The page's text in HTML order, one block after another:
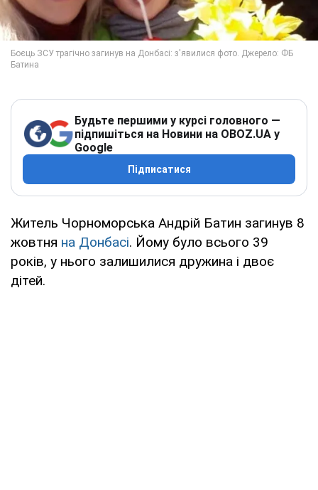
Будьте першими у курсі головного —
підпишіться на Новини на OBOZ.UA у
Google
Підписатися
Житель Чорноморська Андрій Батин загинув 8
жовтня на Донбасі. Йому було всього 39
років, у нього залишилися дружина і двоє
дітей.